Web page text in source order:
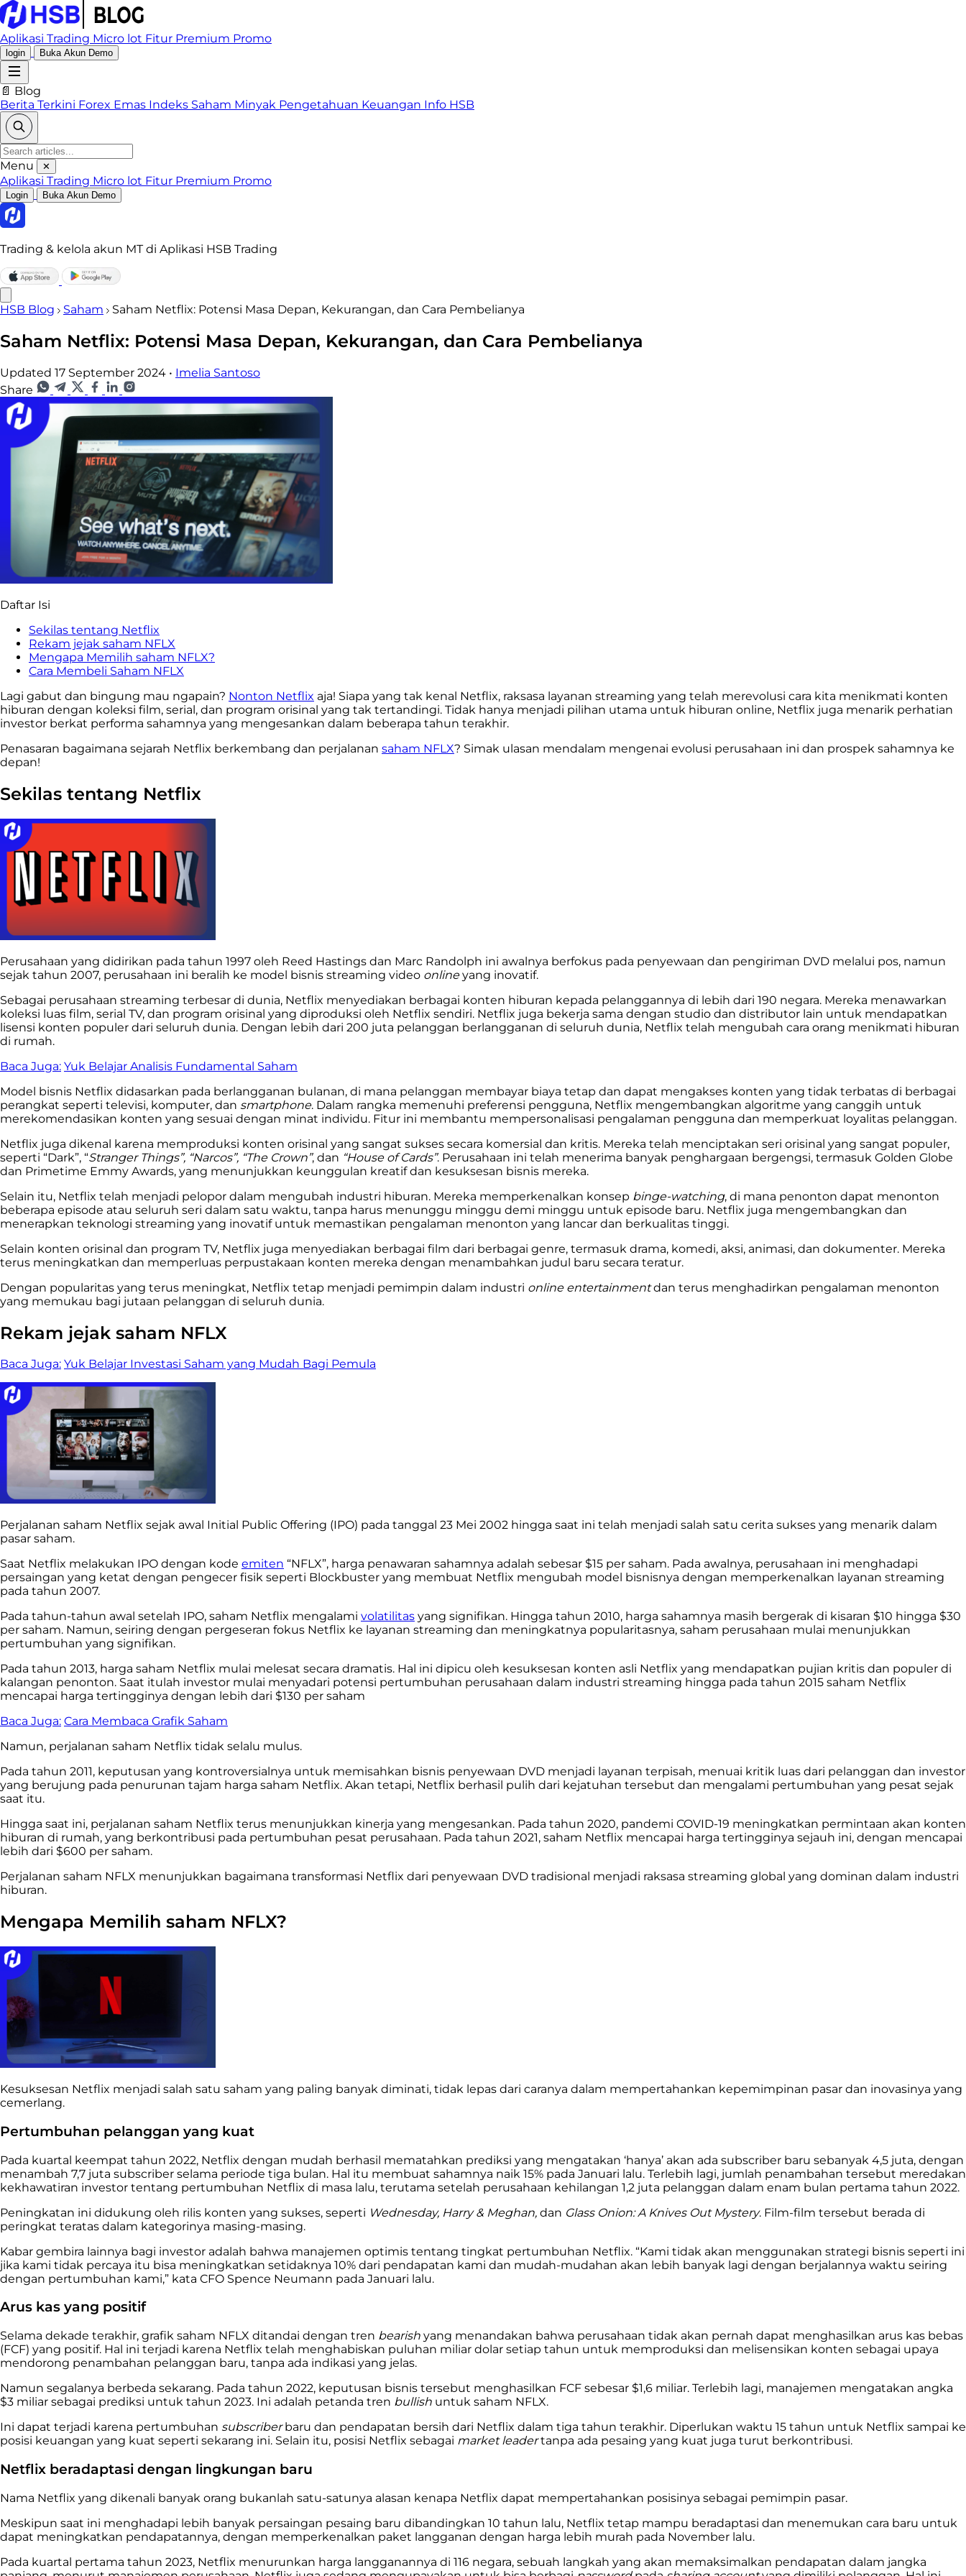
Aplikasi Trading Micro lot Fitur Premium Promo
login Buka Akun Demo
📄 Blog
Berita Terkini Forex Emas Indeks Saham Minyak Pengetahuan Keuangan Info HSB
Menu ✕
Aplikasi Trading Micro lot Fitur Premium Promo
Login Buka Akun Demo
Trading & kelola akun MT di Aplikasi HSB Trading
HSB Blog Saham Saham Netflix: Potensi Masa Depan, Kekurangan, dan Cara Pembelianya
Saham Netflix: Potensi Masa Depan, Kekurangan, dan Cara Pembelianya
Updated 17 September 2024 • Imelia Santoso
Share
Daftar Isi
Sekilas tentang Netflix
Rekam jejak saham NFLX
Mengapa Memilih saham NFLX?
Cara Membeli Saham NFLX
Lagi gabut dan bingung mau ngapain? Nonton Netflix aja! Siapa yang tak kenal Netflix, raksasa layanan streaming yang telah merevolusi cara kita menikmati konten
hiburan dengan koleksi film, serial, dan program orisinal yang tak tertandingi. Tidak hanya menjadi pilihan utama untuk hiburan online, Netflix juga menarik perhatian
investor berkat performa sahamnya yang mengesankan dalam beberapa tahun terakhir.
Penasaran bagaimana sejarah Netflix berkembang dan perjalanan saham NFLX? Simak ulasan mendalam mengenai evolusi perusahaan ini dan prospek sahamnya ke
depan!
Sekilas tentang Netflix
Perusahaan yang didirikan pada tahun 1997 oleh Reed Hastings dan Marc Randolph ini awalnya berfokus pada penyewaan dan pengiriman DVD melalui pos, namun
sejak tahun 2007, perusahaan ini beralih ke model bisnis streaming video onlineyang inovatif.
Sebagai perusahaan streaming terbesar di dunia, Netflix menyediakan berbagai konten hiburan kepada pelanggannya di lebih dari 190 negara. Mereka menawarkan
koleksi luas film, serial TV, dan program orisinal yang diproduksi oleh Netflix sendiri. Netflix juga bekerja sama dengan studio dan distributor lain untuk mendapatkan
lisensi konten populer dari seluruh dunia. Dengan lebih dari 200 juta pelanggan berlangganan di seluruh dunia, Netflix telah mengubah cara orang menikmati hiburan
di rumah.
Baca Juga: Yuk Belajar Analisis Fundamental Saham
Model bisnis Netflix didasarkan pada berlangganan bulanan, di mana pelanggan membayar biaya tetap dan dapat mengakses konten yang tidak terbatas di berbagai
perangkat seperti televisi, komputer, dan smartphone. Dalam rangka memenuhi preferensi pengguna, Netflix mengembangkan algoritme yang canggih untuk
merekomendasikan konten yang sesuai dengan minat individu. Fitur ini membantu mempersonalisasi pengalaman pengguna dan memperkuat loyalitas pelanggan.
Netflix juga dikenal karena memproduksi konten orisinal yang sangat sukses secara komersial dan kritis. Mereka telah menciptakan seri orisinal yang sangat populer,
seperti “Dark”, “Stranger Things”, “Narcos”, “The Crown”, dan “House of Cards”. Perusahaan ini telah menerima banyak penghargaan bergengsi, termasuk Golden Globe
dan Primetime Emmy Awards, yang menunjukkan keunggulan kreatif dan kesuksesan bisnis mereka.
Selain itu, Netflix telah menjadi pelopor dalam mengubah industri hiburan. Mereka memperkenalkan konsep binge-watching, di mana penonton dapat menonton
beberapa episode atau seluruh seri dalam satu waktu, tanpa harus menunggu minggu demi minggu untuk episode baru. Netflix juga mengembangkan dan
menerapkan teknologi streaming yang inovatif untuk memastikan pengalaman menonton yang lancar dan berkualitas tinggi.
Selain konten orisinal dan program TV, Netflix juga menyediakan berbagai film dari berbagai genre, termasuk drama, komedi, aksi, animasi, dan dokumenter. Mereka
terus meningkatkan dan memperluas perpustakaan konten mereka dengan menambahkan judul baru secara teratur.
Dengan popularitas yang terus meningkat, Netflix tetap menjadi pemimpin dalam industri online entertainmentdan terus menghadirkan pengalaman menonton
yang memukau bagi jutaan pelanggan di seluruh dunia.
Rekam jejak saham NFLX
Baca Juga: Yuk Belajar Investasi Saham yang Mudah Bagi Pemula
Perjalanan saham Netflix sejak awal Initial Public Offering (IPO) pada tanggal 23 Mei 2002 hingga saat ini telah menjadi salah satu cerita sukses yang menarik dalam
pasar saham.
Saat Netflix melakukan IPO dengan kode emiten “NFLX”, harga penawaran sahamnya adalah sebesar $15 per saham. Pada awalnya, perusahaan ini menghadapi
persaingan yang ketat dengan pengecer fisik seperti Blockbuster yang membuat Netflix mengubah model bisnisnya dengan memperkenalkan layanan streaming
pada tahun 2007.
Pada tahun-tahun awal setelah IPO, saham Netflix mengalami volatilitas yang signifikan. Hingga tahun 2010, harga sahamnya masih bergerak di kisaran $10 hingga $30
per saham. Namun, seiring dengan pergeseran fokus Netflix ke layanan streaming dan meningkatnya popularitasnya, saham perusahaan mulai menunjukkan
pertumbuhan yang signifikan.
Pada tahun 2013, harga saham Netflix mulai melesat secara dramatis. Hal ini dipicu oleh kesuksesan konten asli Netflix yang mendapatkan pujian kritis dan populer di
kalangan penonton. Saat itulah investor mulai menyadari potensi pertumbuhan perusahaan dalam industri streaming hingga pada tahun 2015 saham Netflix
mencapai harga tertingginya dengan lebih dari $130 per saham
Baca Juga: Cara Membaca Grafik Saham
Namun, perjalanan saham Netflix tidak selalu mulus.
Pada tahun 2011, keputusan yang kontroversialnya untuk memisahkan bisnis penyewaan DVD menjadi layanan terpisah, menuai kritik luas dari pelanggan dan investor
yang berujung pada penurunan tajam harga saham Netflix. Akan tetapi, Netflix berhasil pulih dari kejatuhan tersebut dan mengalami pertumbuhan yang pesat sejak
saat itu.
Hingga saat ini, perjalanan saham Netflix terus menunjukkan kinerja yang mengesankan. Pada tahun 2020, pandemi COVID-19 meningkatkan permintaan akan konten
hiburan di rumah, yang berkontribusi pada pertumbuhan pesat perusahaan. Pada tahun 2021, saham Netflix mencapai harga tertingginya sejauh ini, dengan mencapai
lebih dari $600 per saham.
Perjalanan saham NFLX menunjukkan bagaimana transformasi Netflix dari penyewaan DVD tradisional menjadi raksasa streaming global yang dominan dalam industri
hiburan.
Mengapa Memilih saham NFLX?
Kesuksesan Netflix menjadi salah satu saham yang paling banyak diminati, tidak lepas dari caranya dalam mempertahankan kepemimpinan pasar dan inovasinya yang
cemerlang.
Pertumbuhan pelanggan yang kuat
Pada kuartal keempat tahun 2022, Netflix dengan mudah berhasil mematahkan prediksi yang mengatakan ‘hanya’ akan ada subscriber baru sebanyak 4,5 juta, dengan
menambah 7,7 juta subscriber selama periode tiga bulan. Hal itu membuat sahamnya naik 15% pada Januari lalu. Terlebih lagi, jumlah penambahan tersebut meredakan
kekhawatiran investor tentang pertumbuhan Netflix di masa lalu, terutama setelah perusahaan kehilangan 1,2 juta pelanggan dalam enam bulan pertama tahun 2022.
Peningkatan ini didukung oleh rilis konten yang sukses, seperti Wednesday, Harry & Meghan, dan Glass Onion: A Knives Out Mystery. Film-film tersebut berada di
peringkat teratas dalam kategorinya masing-masing.
Kabar gembira lainnya bagi investor adalah bahwa manajemen optimis tentang tingkat pertumbuhan Netflix. “Kami tidak akan menggunakan strategi bisnis seperti ini
jika kami tidak percaya itu bisa meningkatkan setidaknya 10% dari pendapatan kami dan mudah-mudahan akan lebih banyak lagi dengan berjalannya waktu seiring
dengan pertumbuhan kami,” kata CFO Spence Neumann pada Januari lalu.
Arus kas yang positif
Selama dekade terakhir, grafik saham NFLX ditandai dengan tren bearish yang menandakan bahwa perusahaan tidak akan pernah dapat menghasilkan arus kas bebas
(FCF) yang positif. Hal ini terjadi karena Netflix telah menghabiskan puluhan miliar dolar setiap tahun untuk memproduksi dan melisensikan konten sebagai upaya
mendorong penambahan pelanggan baru, tanpa ada indikasi yang jelas.
Namun segalanya berbeda sekarang. Pada tahun 2022, keputusan bisnis tersebut menghasilkan FCF sebesar $1,6 miliar. Terlebih lagi, manajemen mengatakan angka
$3 miliar sebagai prediksi untuk tahun 2023. Ini adalah petanda tren bullish untuk saham NFLX.
Ini dapat terjadi karena pertumbuhan subscriberbaru dan pendapatan bersih dari Netflix dalam tiga tahun terakhir. Diperlukan waktu 15 tahun untuk Netflix sampai ke
posisi keuangan yang kuat seperti sekarang ini. Selain itu, posisi Netflix sebagai market leadertanpa ada pesaing yang kuat juga turut berkontribusi.
Netflix beradaptasi dengan lingkungan baru
Nama Netflix yang dikenali banyak orang bukanlah satu-satunya alasan kenapa Netflix dapat mempertahankan posisinya sebagai pemimpin pasar.
Meskipun saat ini menghadapi lebih banyak persaingan pesaing baru dibandingkan 10 tahun lalu, Netflix tetap mampu beradaptasi dan menemukan cara baru untuk
dapat meningkatkan pendapatannya, dengan memperkenalkan paket langganan dengan harga lebih murah pada November lalu.
Pada kuartal pertama tahun 2023, Netflix menurunkan harga langganannya di 116 negara, sebuah langkah yang akan memaksimalkan pendapatan dalam jangka